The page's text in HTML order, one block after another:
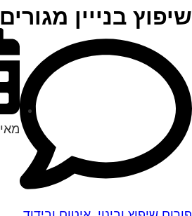
שיפוץ בנייין מגורים
מאי 10, 2004